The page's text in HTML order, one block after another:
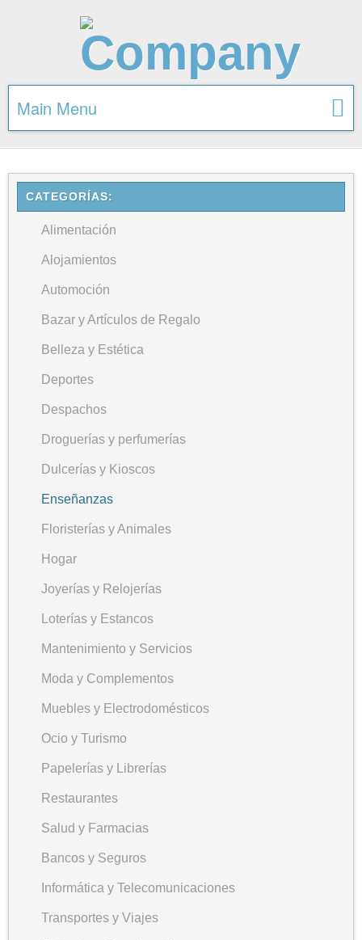
Main Menu
CATEGORÍAS:
Alimentación
Alojamientos
Automoción
Bazar y Artículos de Regalo
Belleza y Estética
Deportes
Despachos
Droguerías y perfumerías
Dulcerías y Kioscos
Enseñanzas
Floristerías y Animales
Hogar
Joyerías y Relojerías
Loterías y Estancos
Mantenimiento y Servicios
Moda y Complementos
Muebles y Electrodomésticos
Ocio y Turismo
Papelerías y Librerías
Restaurantes
Salud y Farmacias
Bancos y Seguros
Informática y Telecomunicaciones
Transportes y Viajes